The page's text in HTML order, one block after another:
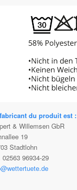
du produit est :
& Willemsen GbR
19
Stadtlohn
02563 96934-29